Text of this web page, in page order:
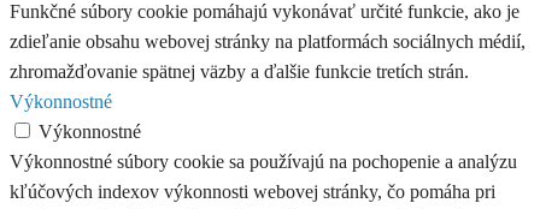
Funkčné súbory cookie pomáhajú vykonávať určité funkcie, ako je
zdieľanie obsahu webovej stránky na platformách sociálnych médií,
zhromažďovanie spätnej väzby a ďalšie funkcie tretích strán.
Výkonnostné
Výkonnostné
Výkonnostné súbory cookie sa používajú na pochopenie a analýzu
kľúčových indexov výkonnosti webovej stránky, čo pomáha pri